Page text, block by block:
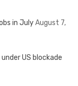
in JulyAugust 7,
US blockade